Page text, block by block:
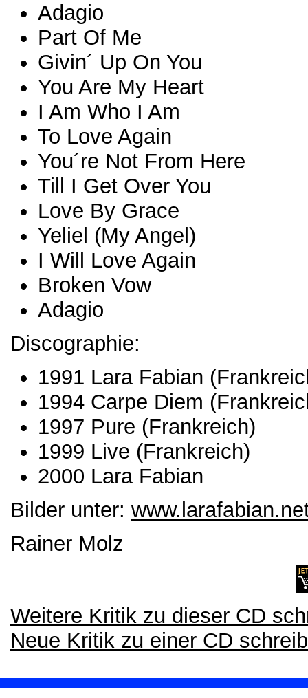
Adagio
Part Of Me
Givin´ Up On You
You Are My Heart
I Am Who I Am
To Love Again
You´re Not From Here
Till I Get Over You
Love By Grace
Yeliel (My Angel)
I Will Love Again
Broken Vow
Adagio
Discographie:
1991 Lara Fabian
1994 Carpe Diem
1997 Pure (Frankreich)
1999 Live (Frankreich)
2000 Lara Fabian
Bilder unter:
Rainer Molz
Weitere Kritik zu dieser CD
Neue Kritik zu einer CD